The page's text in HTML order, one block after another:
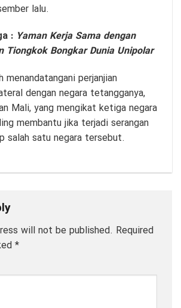
lalu.
: Yaman Kerja Sama dengan
Tiongkok Bongkar Dunia Unipolar
menandatangani perjanjian
dengan negara tetangganya,
Mali, yang mengikat ketiga negara
membantu jika terjadi serangan
salah satu negara tersebut.
will not be published. Required
*